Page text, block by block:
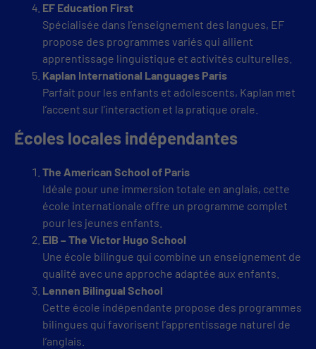
EF Education First
Spécialisée dans l’enseignement des langues, EF
propose des programmes variés qui allient
apprentissage linguistique et activités culturelles.
Kaplan International Languages Paris
Parfait pour les enfants et adolescents, Kaplan met
l’accent sur l’interaction et la pratique orale.
Écoles locales indépendantes
The American School of Paris
Idéale pour une immersion totale en anglais, cette
école internationale offre un programme complet
pour les jeunes enfants.
EIB – The Victor Hugo School
Une école bilingue qui combine un enseignement de
qualité avec une approche adaptée aux enfants.
Lennen Bilingual School
Cette école indépendante propose des programmes
bilingues qui favorisent l’apprentissage naturel de
l’anglais.